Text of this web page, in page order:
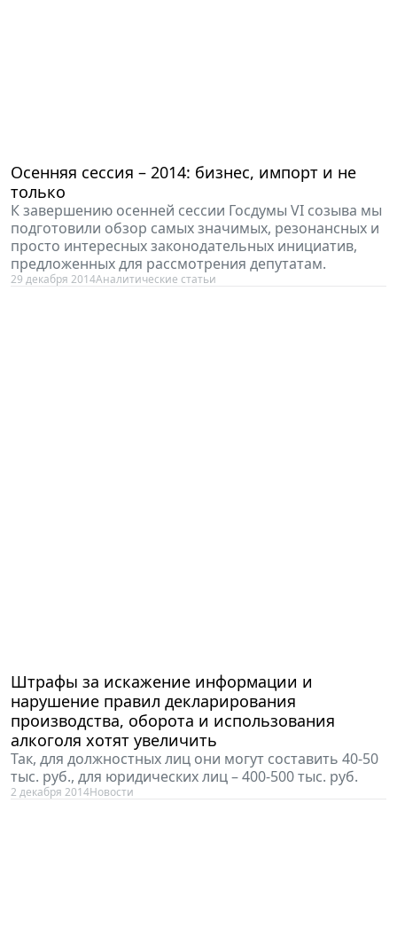
Осенняя сессия – 2014: бизнес, импорт и не
только
К завершению осенней сессии Госдумы VI созыва мы
подготовили обзор самых значимых, резонансных и
просто интересных законодательных инициатив,
предложенных для рассмотрения депутатам.
29 декабря 2014Аналитические статьи
Штрафы за искажение информации и
нарушение правил декларирования
производства, оборота и использования
алкоголя хотят увеличить
Так, для должностных лиц они могут составить 40-50
тыс. руб., для юридических лиц – 400-500 тыс. руб.
2 декабря 2014Новости